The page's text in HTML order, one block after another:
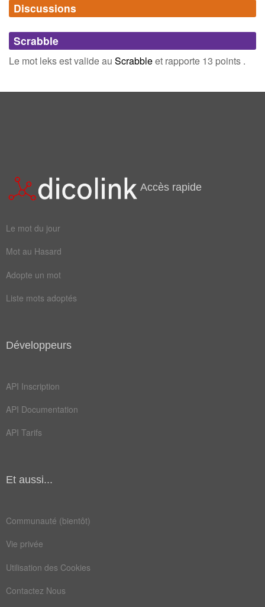
Synonymes(0)
Mots avec la même signification
Mots liés par leur sémantique
Discussions
Connectez-vous inscrivez-vous
Scrabble
Le mot leks est valide au Scrabbleet rapporte 13 points .
Accès rapide
Le mot du jour
Mot au Hasard
Adopte un mot
Liste mots adoptés
Développeurs
API Inscription
API Documentation
API Tarifs
Et aussi...
Communauté (bientôt)
Vie privée
Utilisation des Cookies
Contactez Nous